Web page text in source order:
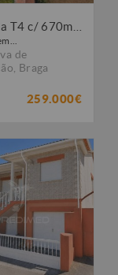
de
Braga
259.000€